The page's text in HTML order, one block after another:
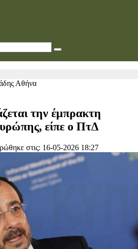
Αθήνα
την έμπρακτη
είπε ο ΠτΔ
στις: 16-05-2026 18:27